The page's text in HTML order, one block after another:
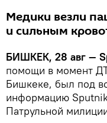
Медики везли
и сильным
БИШКЕК, 28 авг —
помощи в момент
Бишкеке, был под
информацию
Патрульной